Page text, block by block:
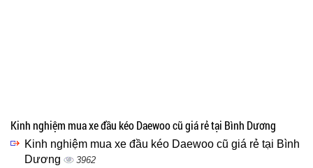
Kinh nghiệm mua xe đầu kéo Daewoo cũ giá rẻ tại Bình Dương
Kinh nghiệm mua xe đầu kéo Daewoo cũ giá rẻ tại Bình
Dương
3962